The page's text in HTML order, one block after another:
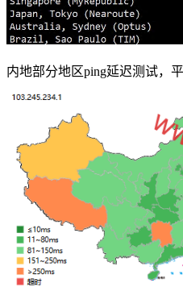
内地部分地区ping延迟测试，